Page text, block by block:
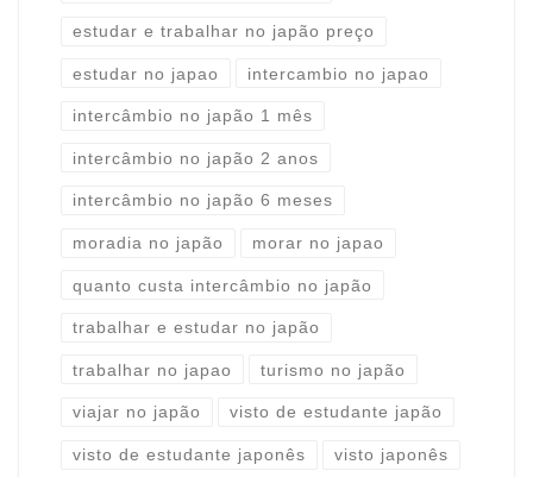
estudar e trabalhar no japão preço
estudar no japao intercambio no japao
intercâmbio no japão 1 mês
intercâmbio no japão 2 anos
intercâmbio no japão 6 meses
moradia no japão morar no japao
quanto custa intercâmbio no japão
trabalhar e estudar no japão
trabalhar no japao turismo no japão
viajar no japão visto de estudante japão
visto de estudante japonês visto japonês